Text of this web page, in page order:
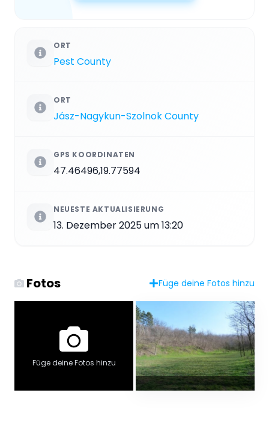
ORT
Pest County
ORT
Jász-Nagykun-Szolnok County
GPS KOORDINATEN
47.46496,19.77594
NEUESTE AKTUALISIERUNG
13. Dezember 2025 um 13:20
Fotos Füge deine Fotos hinzu
Füge deine Fotos hinzu